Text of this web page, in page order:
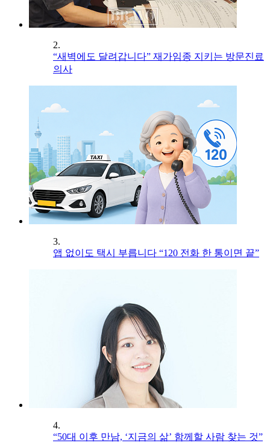
2.
“새벽에도 달려갑니다” 재가임종 지키는 방문진료
의사
3.
앱 없이도 택시 부릅니다 “120 전화 한 통이면 끝”
4.
“50대 이후 만남, ‘지금의 삶’ 함께할 사람 찾는 것”